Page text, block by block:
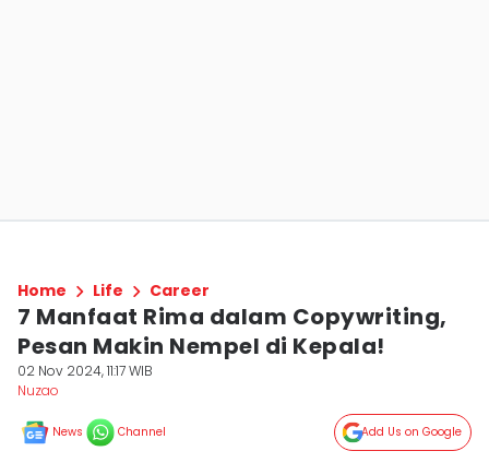
Home Life Career
7 Manfaat Rima dalam Copywriting,
Pesan Makin Nempel di Kepala!
02 Nov 2024, 11:17 WIB
Nuzao
News Channel Add Us on Google